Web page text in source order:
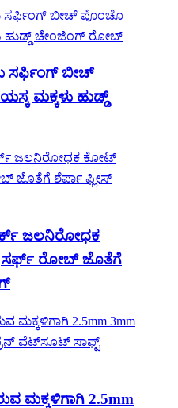
ಸರ್ಫಿಂಗ್ ಬೀಚ್
ಮಕ್ಕಳು ಹುಡ್ಡ್
ಜಲನಿರೋಧಕ
ಸರ್ಫ್ ರೋಬ್ ಜೊತೆಗೆ
ಮಕ್ಕಳಿಗಾಗಿ 2.5mm